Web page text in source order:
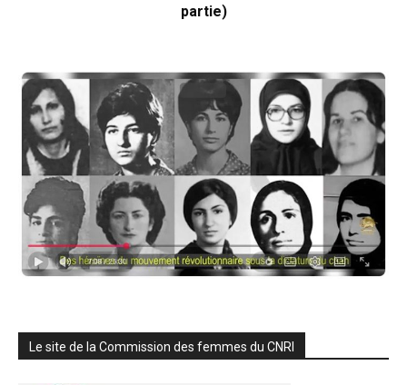
partie)
Le site de la Commission des femmes du CNRI